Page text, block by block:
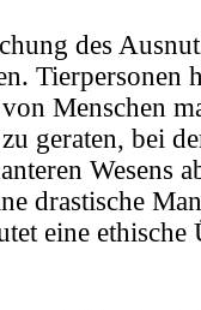
des
Tierpersonen
Menschen
geraten, bei
Wesens
drastische
eine ethische